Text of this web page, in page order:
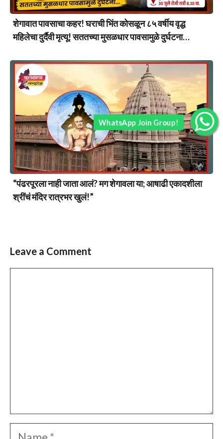
शेगावात पावसाचा कहर! घराची भिंत कोसळून ८५ वर्षीय वृद्ध
महिलेचा दुर्दैवी मृत्यू! सततच्या मुसळधार पावसामुळे दुर्घटना…
“पंढरपूरला नाही जाता आलं? मग शेगावला या; आषाढी एकादशीला
श्रींचं मंदिर रात्रभर खुलं!”
Leave a Comment
Name
WhatsApp Join Group!